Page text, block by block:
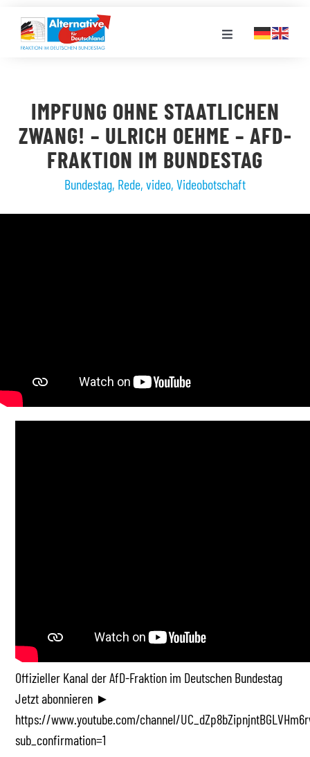
Inhalt
springen
Toggle
LANDESGRUPPEN
VERANSTALTUNGEN
PRESSE
IMPFUNG OHNE STAATLICHEN
ZWANG! – ULRICH OEHME – AFD-
FRAKTION IM BUNDESTAG
Bundestag, Rede, video, Videobotschaft
Offizieller Kanal der AfD-Fraktion im Deutschen Bundestag
Jetzt abonnieren ►
https://www.youtube.com/channel/
sub_confirmation=1